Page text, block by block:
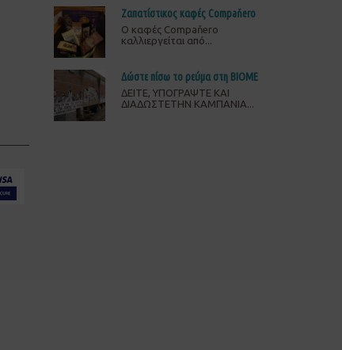
Ζαπατίστικος καφές Compaňero
O καφές Compaňero
καλλιεργείται από...
Δώστε πίσω το ρεύμα στη ΒΙΟΜΕ
ΔΕΙΤΕ, ΥΠΟΓΡΑΨΤΕ ΚΑΙ
ΔΙΑΔΩΣΤΕΤΗΝ ΚΑΜΠΑΝΙΑ...